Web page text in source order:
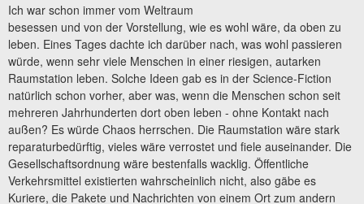
Ich war schon immer vom Weltraum
besessen und von der Vorstellung, wie es wohl wäre, da oben zu
leben. Eines Tages dachte ich darüber nach, was wohl passieren
würde, wenn sehr viele Menschen in einer riesigen, autarken
Raumstation leben. Solche Ideen gab es in der Science-Fiction
natürlich schon vorher, aber was, wenn die Menschen schon seit
mehreren Jahrhunderten dort oben leben - ohne Kontakt nach
außen? Es würde Chaos herrschen. Die Raumstation wäre stark
reparaturbedürftig, vieles wäre verrostet und fiele auseinander. Die
Gesellschaftsordnung wäre bestenfalls wacklig. Öffentliche
Verkehrsmittel existierten wahrscheinlich nicht, also gäbe es
Kuriere, die Pakete und Nachrichten von einem Ort zum andern